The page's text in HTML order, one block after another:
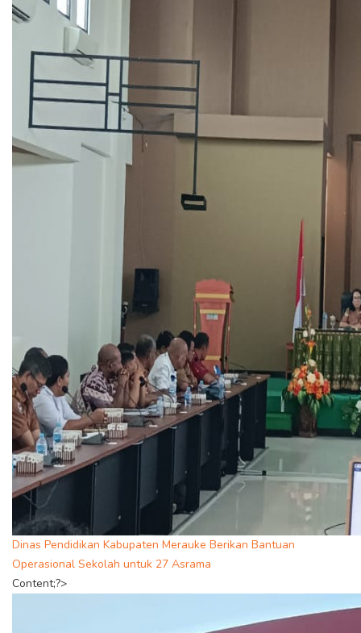
Dinas Pendidikan Kabupaten Merauke Berikan Bantuan
Operasional Sekolah untuk 27 Asrama
Content;?>